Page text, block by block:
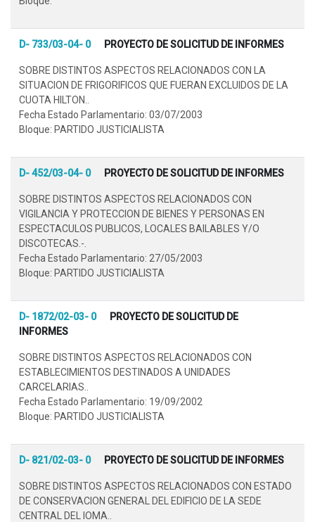
D- 733/03-04- 0 PROYECTO DE SOLICITUD DE INFORMES
SOBRE DISTINTOS ASPECTOS RELACIONADOS CON LA
SITUACION DE FRIGORIFICOS QUE FUERAN EXCLUIDOS DE LA
CUOTA HILTON..
Fecha Estado Parlamentario: 03/07/2003
Bloque: PARTIDO JUSTICIALISTA
D- 452/03-04- 0 PROYECTO DE SOLICITUD DE INFORMES
SOBRE DISTINTOS ASPECTOS RELACIONADOS CON
VIGILANCIA Y PROTECCION DE BIENES Y PERSONAS EN
ESPECTACULOS PUBLICOS, LOCALES BAILABLES Y/O
DISCOTECAS.-.
Fecha Estado Parlamentario: 27/05/2003
Bloque: PARTIDO JUSTICIALISTA
D- 1872/02-03- 0
PROYECTO DE SOLICITUD DE
INFORMES
SOBRE DISTINTOS ASPECTOS RELACIONADOS CON
ESTABLECIMIENTOS DESTINADOS A UNIDADES
CARCELARIAS..
Fecha Estado Parlamentario: 19/09/2002
Bloque: PARTIDO JUSTICIALISTA
D- 821/02-03- 0 PROYECTO DE SOLICITUD DE INFORMES
SOBRE DISTINTOS ASPECTOS RELACIONADOS CON ESTADO
DE CONSERVACION GENERAL DEL EDIFICIO DE LA SEDE
CENTRAL DEL IOMA..